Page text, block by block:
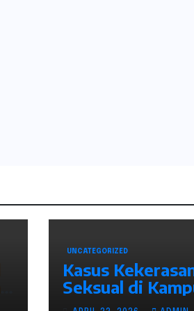
UNCATEGORIZED
Kasus
Seksual di
Indonesia: Fakta,